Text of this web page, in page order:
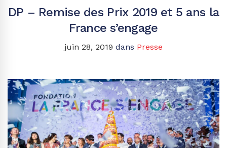
DP – Remise des Prix 2019 et 5 ans la
France s’engage
juin 28, 2019 dans Presse